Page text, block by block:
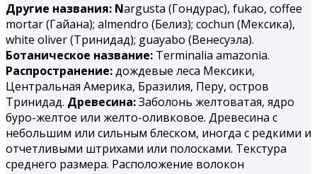
Другие названия: Nargusta (Гондурас), fukao, coffee
mortar (Гайана); almendro (Белиз); cochun (Мексика),
white oliver (Тринидад); guayabo (Венесуэла).
Ботаническое название: Terminalia amazonia.
Распространение:дождевые леса Мексики,
Центральная Америка, Бразилия, Перу, остров
Тринидад. Древесина:Заболонь желтоватая, ядро
буро-желтое или желто-оливковое. Древесина с
небольшим или сильным блеском, иногда с редкими и
отчетливыми штрихами или полосками. Текстура
среднего размера. Расположение волокон